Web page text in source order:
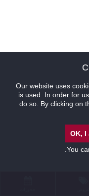
Our website uses
is used. In order for
do so. By clicking on
OK, I
You
.